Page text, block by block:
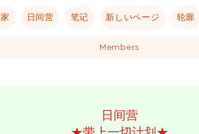
家 日间营 笔记 新しいページ 轮廓
Members
日间营